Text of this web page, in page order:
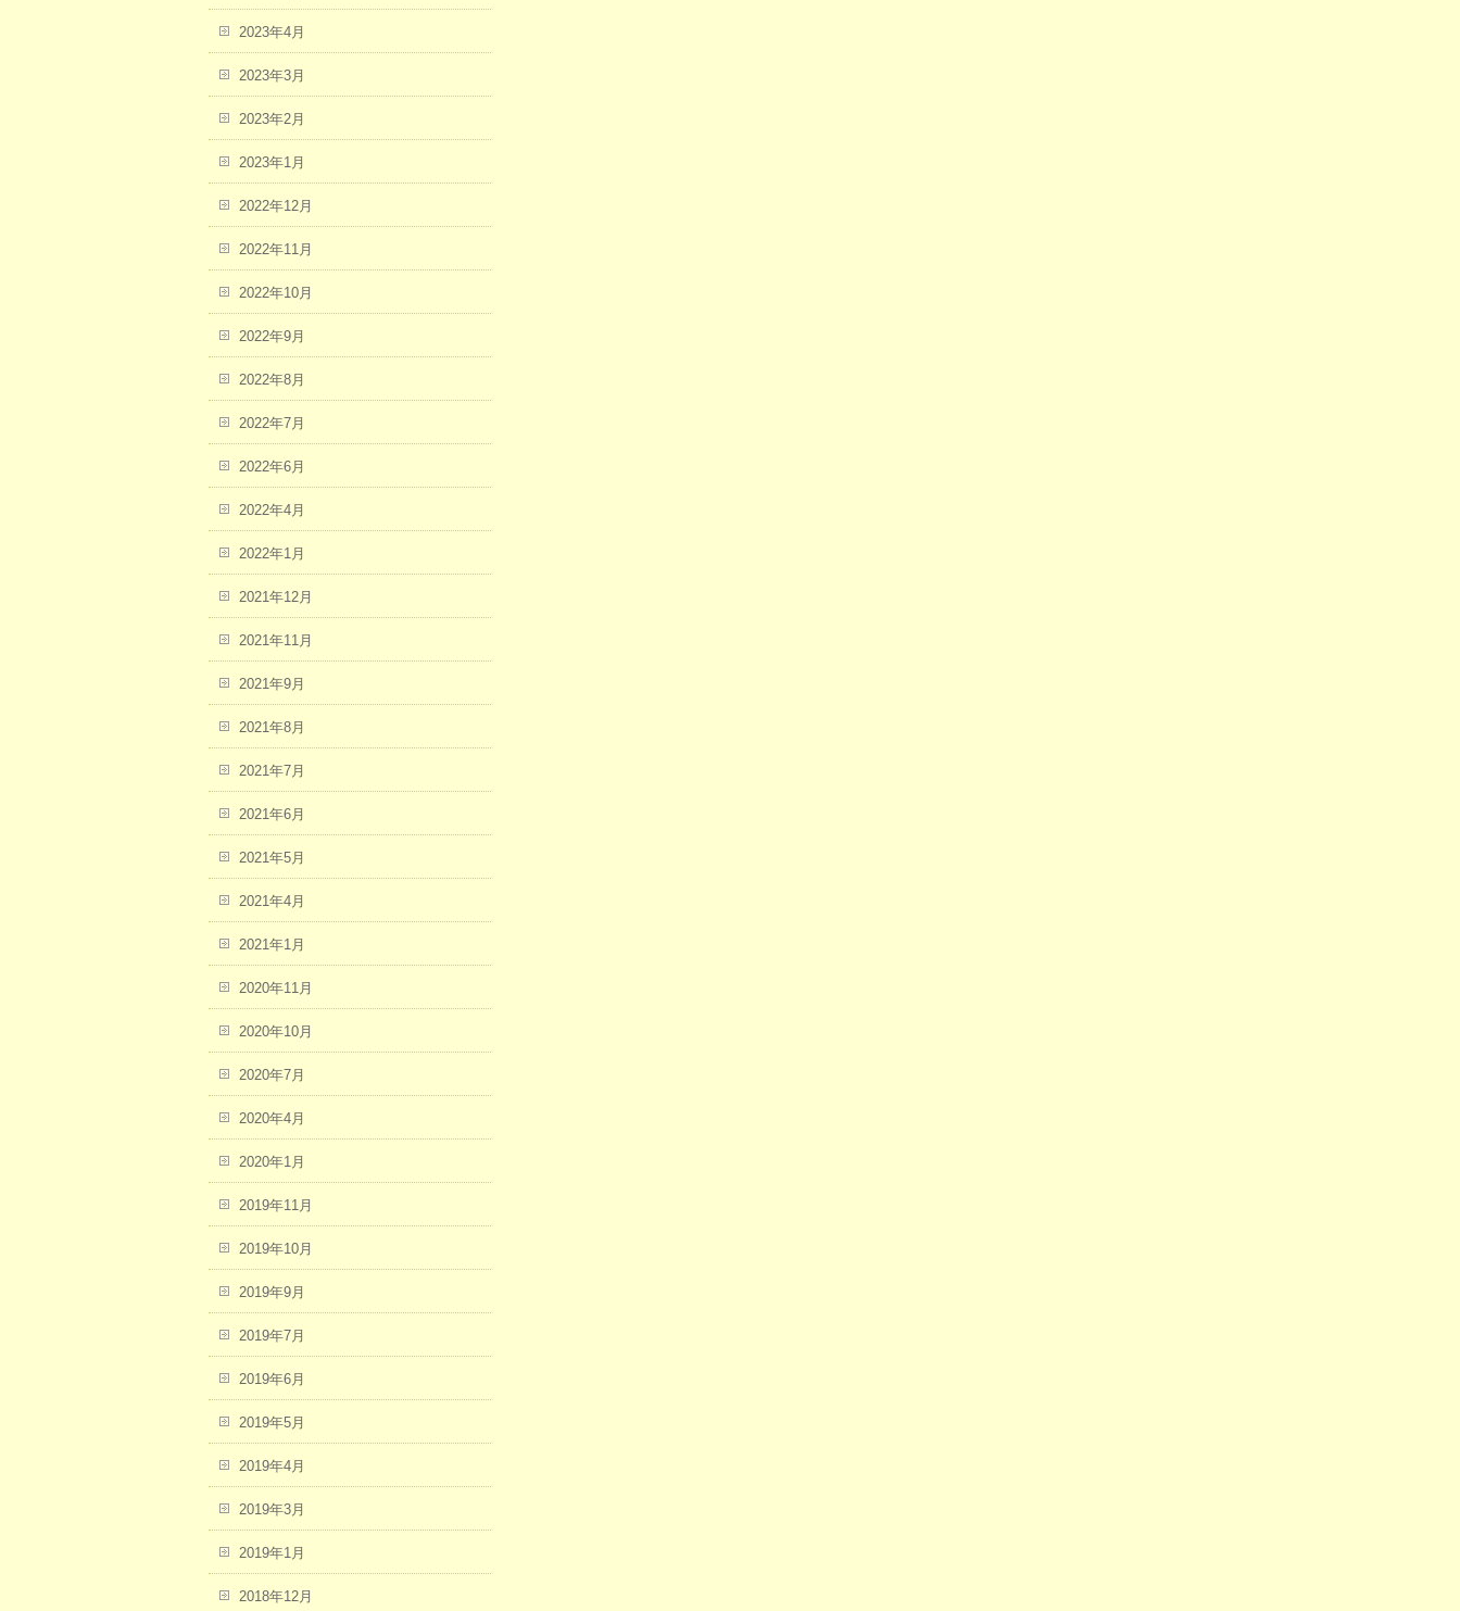
2023年4月
2023年3月
2023年2月
2023年1月
2022年12月
2022年11月
2022年10月
2022年9月
2022年8月
2022年7月
2022年6月
2022年4月
2022年1月
2021年12月
2021年11月
2021年9月
2021年8月
2021年7月
2021年6月
2021年5月
2021年4月
2021年1月
2020年11月
2020年10月
2020年7月
2020年4月
2020年1月
2019年11月
2019年10月
2019年9月
2019年7月
2019年6月
2019年5月
2019年4月
2019年3月
2019年1月
2018年12月